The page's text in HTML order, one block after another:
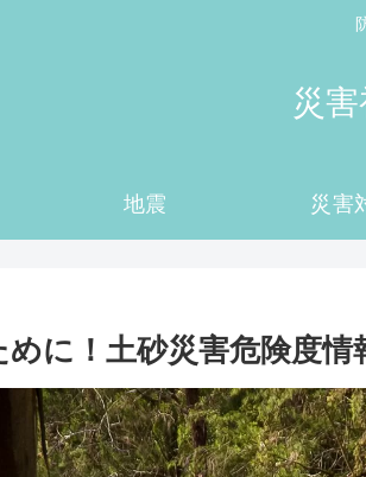
災
地震 災害
に！土砂災害危険度情